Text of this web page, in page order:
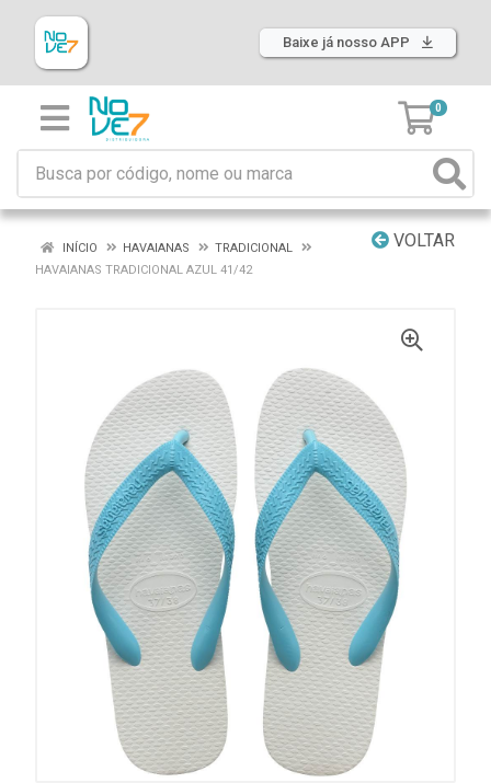
Baixe já nosso APP
0
VOLTAR
INÍCIO HAVAIANAS
TRADICIONAL
HAVAIANAS TRADICIONAL AZUL 41/42